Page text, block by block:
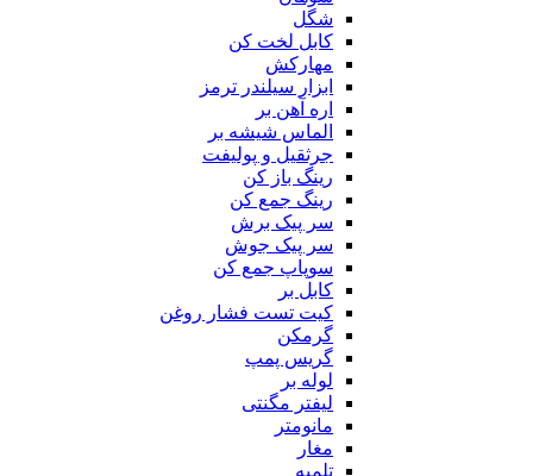
شگل
کابل لخت کن
مهارکش
ابزار سیلندر ترمز
اره آهن بر
الماس شیشه بر
جرثقیل و پولیفت
رینگ باز کن
رینگ جمع کن
سر پیک برش
سر پیک جوش
سوپاپ جمع کن
کابل بر
کیت تست فشار روغن
گرمکن
گریس پمپ
لوله بر
لیفتر مگنتی
مانومتر
مغار
تلمبه